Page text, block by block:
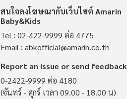
สนใจลงโฆษณากับเว็บไซต์ Amarin
Baby&Kids
Tel : 02-422-9999 ต่อ 4775
Email : abkofficial@amarin.co.th
Report an issue or send feedback
0-2422-9999 ต่อ 4180
(จันทร์ - ศุกร์ เวลา 09.00 - 18.00 น)